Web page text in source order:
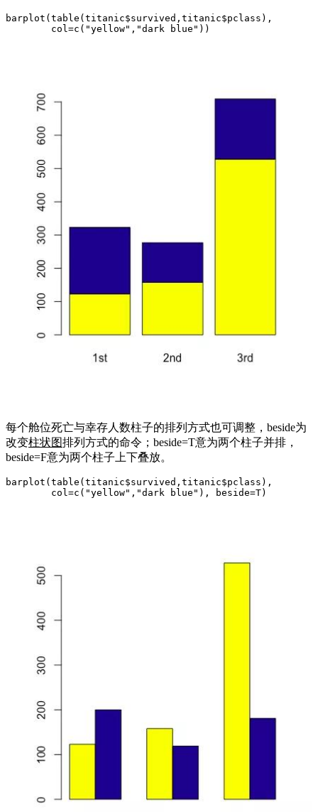
barplot(table(titanic$survived,titanic$pclass),
        col=c("yellow","dark blue"))
每个舱位死亡与幸存人数柱子的排列方式也可调整，beside为
改变柱状图排列方式的命令；beside=T意为两个柱子并排，
beside=F意为两个柱子上下叠放。
barplot(table(titanic$survived,titanic$pclass),
        col=c("yellow","dark blue"), beside=T)